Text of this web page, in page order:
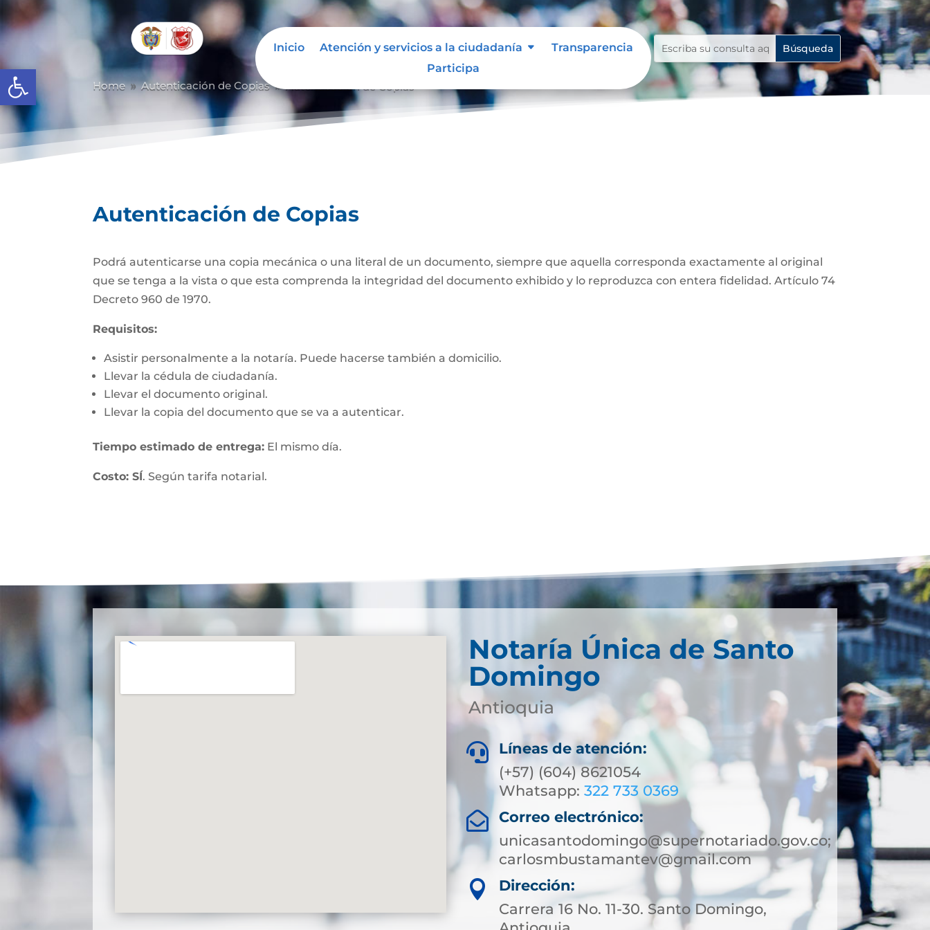
Abrir barra de herramientas
Inicio Atención y servicios a la ciudadanía
Transparencia
Participa
Home 9 Autenticación de Copias 9
Autenticación de Copias
Podrá autenticarse una copia mecánica o una literal de un documento, siempre que aquella corresponda exactamente al original
que se tenga a la vista o que esta comprenda la integridad del documento exhibido y lo reproduzca con entera fidelidad. Artículo 74
Decreto 960 de 1970.
Requisitos:
Asistir personalmente a la notaría. Puede hacerse también a domicilio.
Llevar la cédula de ciudadanía.
Llevar el documento original.
Llevar la copia del documento que se va a autenticar.
Tiempo estimado de entrega: El mismo día.
Costo: SÍ. Según tarifa notarial.
Notaría Única de Santo
Domingo
Antioquia

Líneas de atención:
(+57) (604) 8621054
Whatsapp:322 733 0369

Correo electrónico:
unicasantodomingo@supernotariado.gov.co;
carlosmbustamantev@gmail.com

Dirección:
Carrera 16 No. 11-30. Santo Domingo,